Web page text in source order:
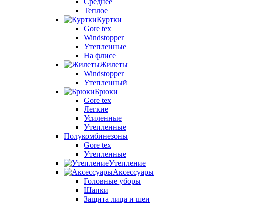
Среднее
Теплое
Куртки
Gore tex
Windstopper
Утепленные
На флисе
Жилеты
Windstopper
Утепленный
Брюки
Gore tex
Легкие
Усиленные
Утепленные
Полукомбинезоны
Gore tex
Утепленные
Утепление
Аксессуары
Головные уборы
Шапки
Защита лица и шеи